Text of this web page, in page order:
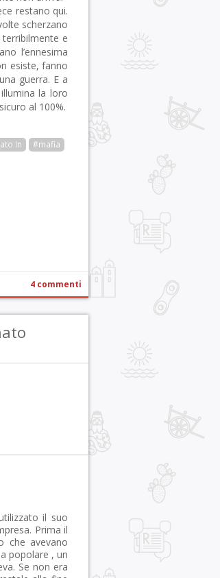
restano qui.
scherzano
e
l’ennesima
esiste, fanno
guerra. E a
la loro
al 100%.
In
#mafia
4 commenti
il suo
Prima il
che avevano
popolare , un
Se non era